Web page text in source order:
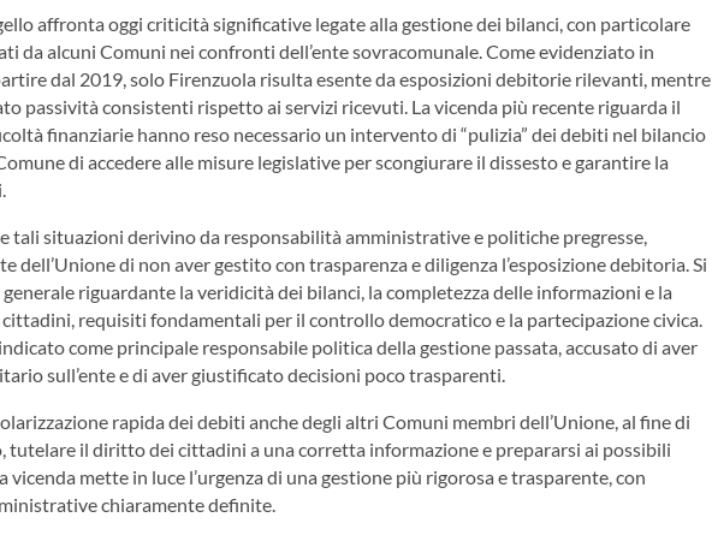
affronta oggi criticità significative legate alla gestione dei bilanci, con particolare
da alcuni Comuni nei confronti dell’ente sovracomunale. Come evidenziato in
dal 2019, solo Firenzuola risulta esente da esposizioni debitorie rilevanti, mentre
passività consistenti rispetto ai servizi ricevuti. La vicenda più recente riguarda il
finanziarie hanno reso necessario un intervento di “pulizia” dei debiti nel bilancio
di accedere alle misure legislative per scongiurare il dissesto e garantire la
tali situazioni derivino da responsabilità amministrative e politiche pregresse,
dell’Unione di non aver gestito con trasparenza e diligenza l’esposizione debitoria. Si
riguardante la veridicità dei bilanci, la completezza delle informazioni e la
requisiti fondamentali per il controllo democratico e la partecipazione civica.
come principale responsabile politica della gestione passata, accusato di aver
sull’ente e di aver giustificato decisioni poco trasparenti.
rapida dei debiti anche degli altri Comuni membri dell’Unione, al fine di
il diritto dei cittadini a una corretta informazione e prepararsi ai possibili
mette in luce l’urgenza di una gestione più rigorosa e trasparente, con
chiaramente definite.